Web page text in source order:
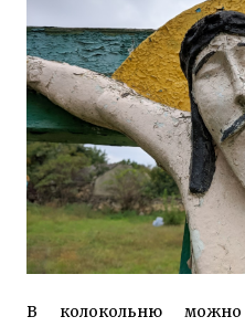
В колокольню